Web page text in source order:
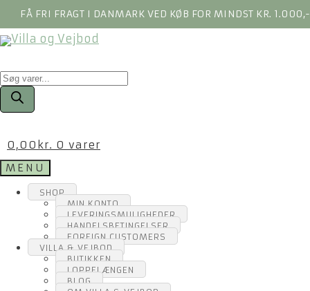
FÅ FRI FRAGT I DANMARK VED KØB FOR MINDST KR. 1.000,-
Products
search
0,00 kr. 0 varer
MENU
SHOP
MIN KONTO
LEVERINGSMULIGHEDER
HANDELSBETINGELSER
FOREIGN CUSTOMERS
VILLA & VEJBOD
BUTIKKEN
LOPPELÆNGEN
BLOG